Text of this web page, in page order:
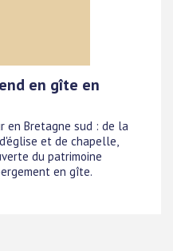
en gîte en
en Bretagne sud : de la
et de chapelle,
du patrimoine
en gîte.